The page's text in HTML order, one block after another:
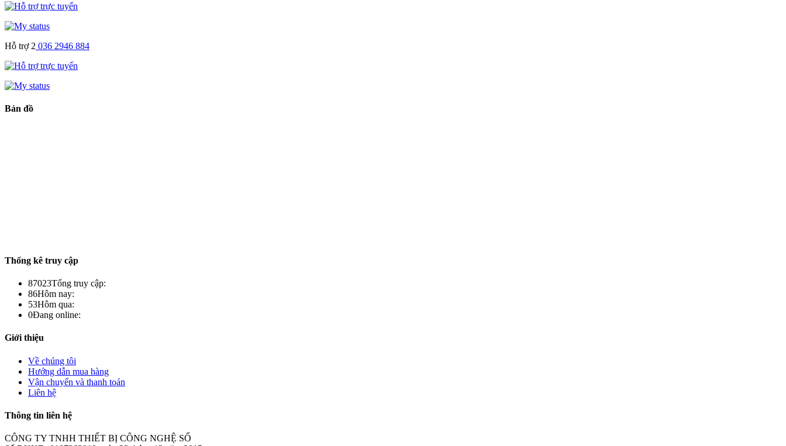
Hỗ trợ 2 036 2946 884
Bản đồ
Thống kê truy cập
87023Tổng truy cập:
86Hôm nay:
53Hôm qua:
0Đang online:
Giới thiệu
Về chúng tôi
Hướng dẫn mua hàng
Vận chuyển và thanh toán
Liên hệ
Thông tin liên hệ
CÔNG TY TNHH THIẾT BỊ CÔNG NGHỆ SỐ